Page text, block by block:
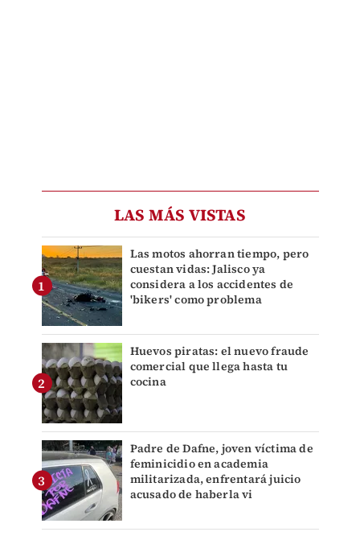
LAS MÁS VISTAS
Las motos ahorran tiempo, pero
cuestan vidas: Jalisco ya
considera a los accidentes de
'bikers' como problema
Huevos piratas: el nuevo fraude
comercial que llega hasta tu
cocina
Padre de Dafne, joven víctima de
feminicidio en academia
militarizada, enfrentará juicio
acusado de haberla vi